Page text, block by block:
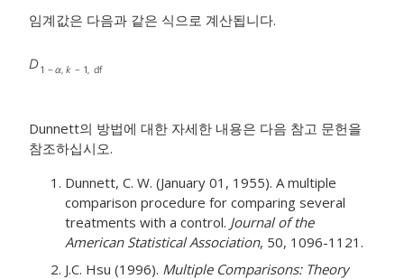
임계값은 다음과 같은 식으로 계산됩니다.
Dunnett의 방법에 대한 자세한 내용은 다음 참고 문헌을
참조하십시오.
Dunnett, C. W. (January 01, 1955). A multiple
comparison procedure for comparing several
treatments with a control. Journal of the
American Statistical Association, 50, 1096-1121.
J.C. Hsu (1996). Multiple Comparisons: Theory